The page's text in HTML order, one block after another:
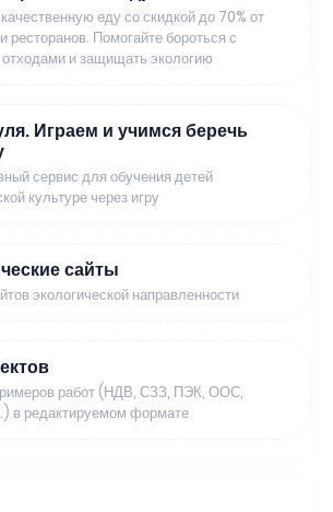
еду со скидкой до 70% от
ресторанов. Помогайте бороться с
и защищать экологию
Играем и учимся беречь
сервис для обучения детей
культуре через игру
сайты
экологической направленности
работ (НДВ, СЗЗ, ПЭК, ООС,
в редактируемом формате